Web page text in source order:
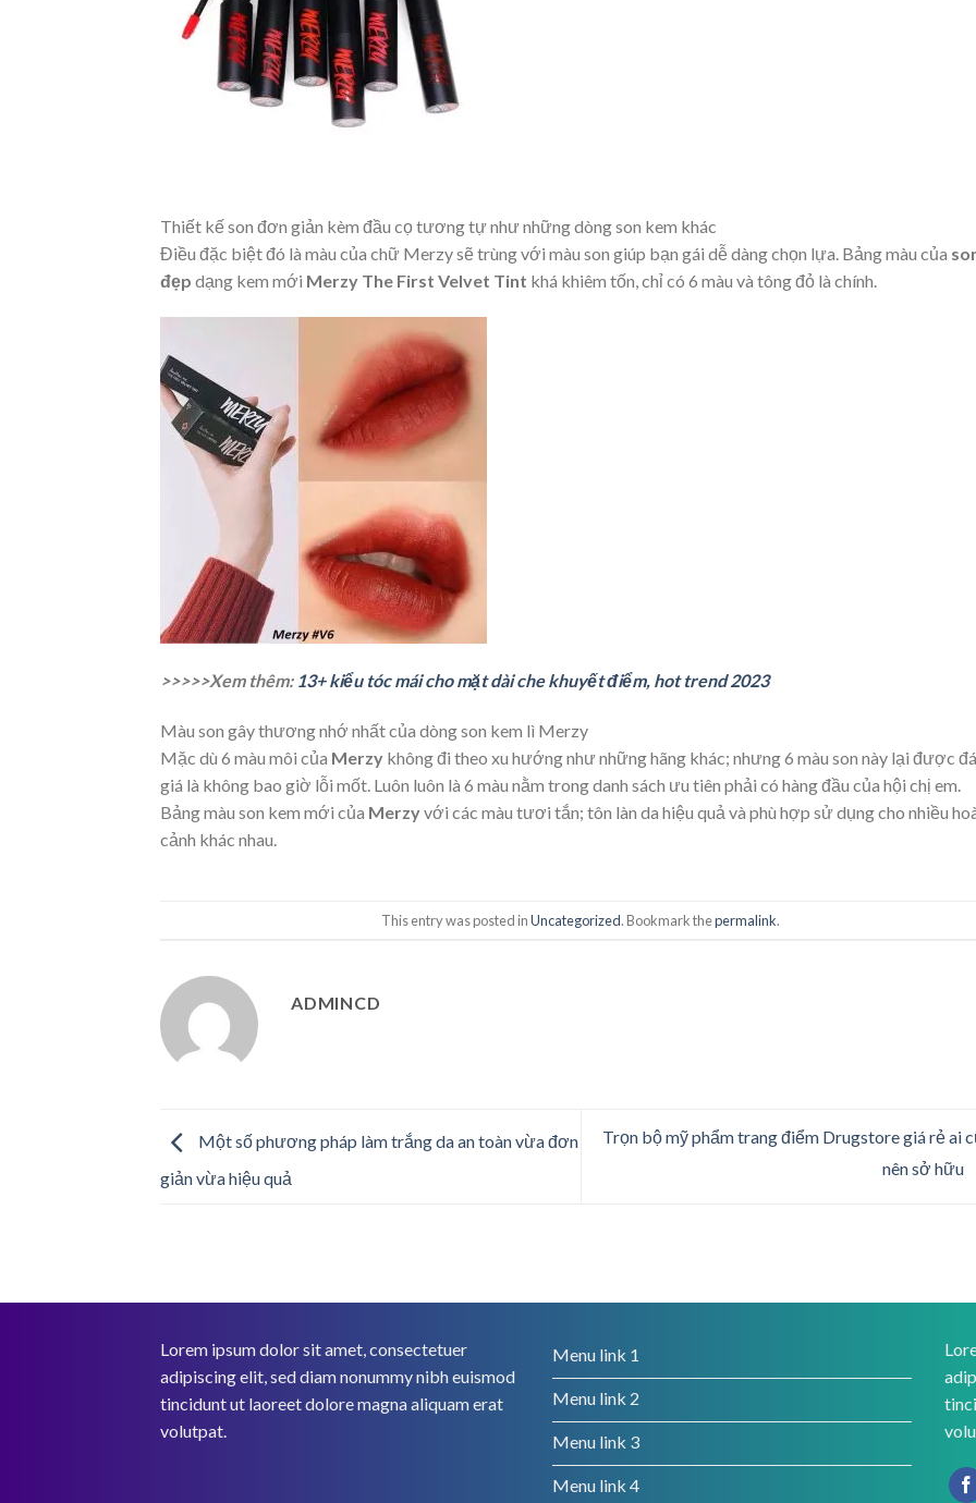
Thiết kế son đơn giản kèm đầu cọ tương tự như những dòng son kem khác
Điều đặc biệt đó là màu của chữ Merzy sẽ trùng với màu son giúp bạn gái dễ dàng chọn lựa. Bảng màu của
đẹp dạng kem mới Merzy The First Velvet Tint khá khiêm tốn, chỉ có 6 màu và tông đỏ là chính.
>>>>>Xem thêm: 13+ kiểu tóc mái cho mặt dài che khuyết điểm, hot trend 2023
Màu son gây thương nhớ nhất của dòng son kem lì Merzy
Mặc dù 6 màu môi của Merzy không đi theo xu hướng như những hãng khác; nhưng 6 màu son này lại được
giá là không bao giờ lỗi mốt. Luôn luôn là 6 màu nằm trong danh sách ưu tiên phải có hàng đầu của hội chị em.
Bảng màu son kem mới của Merzyvới các màu tươi tắn; tôn làn da hiệu quả và phù hợp sử dụng cho nhiều
cảnh khác nhau.
This entry was posted inUncategorized. Bookmark thepermalink.
ADMINCD
Một số phương pháp làm trắng da an toàn vừa đơn
giản vừa hiệu quả
Trọn bộ mỹ phẩm trang điểm Drugstore giá rẻ ai
nên sở hữu
Lorem ipsum dolor sit amet, consectetuer
adipiscing elit, sed diam nonummy nibh euismod
tincidunt ut laoreet dolore magna aliquam erat
volutpat.
Menu link 1
Menu link 2
Menu link 3
Menu link 4